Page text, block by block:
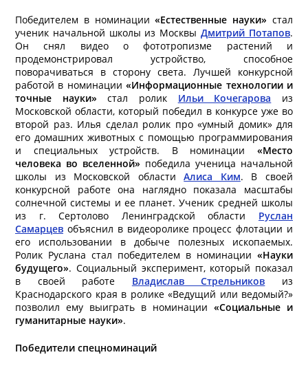
Победителем в номинации«Естественные науки»стал
ученик начальной школы из МосквыДмитрий Потапов.
Он снял видео о фототропизме растений и
продемонстрировал устройство, способное
поворачиваться в сторону света. Лучшей конкурсной
работой в номинации«Информационные технологии и
точные науки»стал ролик Ильи Кочегарова из
Московской области, который победил в конкурсе уже во
второй раз. Илья сделал ролик про «умный домик» для
его домашних животных с помощью программирования
и специальных устройств. В номинации «Место
человека во вселенной» победила ученица начальной
школы из Московской областиАлиса Ким. В своей
конкурсной работе она наглядно показала масштабы
солнечной системы и ее планет. Ученик средней школы
из г. Сертолово Ленинградской области Руслан
Самарцев объяснил в видеоролике процесс флотации и
его использовании в добыче полезных ископаемых.
Ролик Руслана стал победителем в номинации «Науки
будущего». Социальный эксперимент, который показал
в своей работе Владислав Стрельников из
Краснодарского края в ролике «Ведущий или ведомый?»
позволил ему выиграть в номинации «Социальные и
гуманитарные науки».
Победители спецноминаций